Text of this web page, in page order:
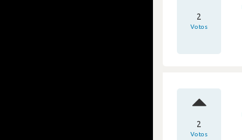
2
Votos
2
Votos